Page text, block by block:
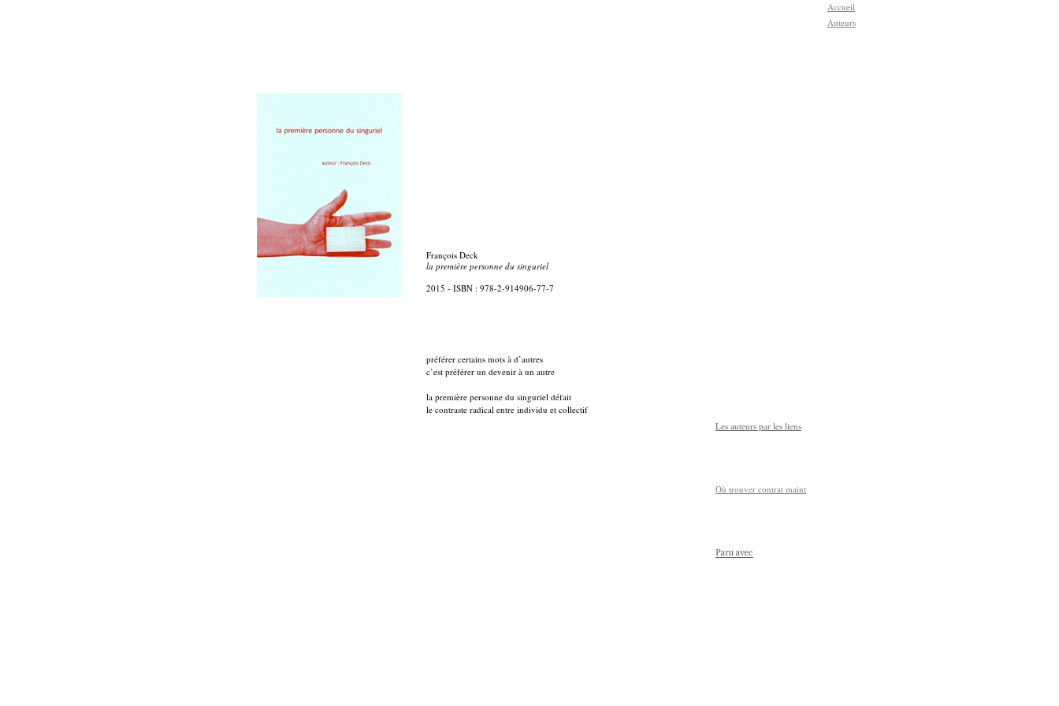
Accueil
Auteurs
préférer certains mots à d’autres
c’est préférer un devenir à un autre
la première personne du singuriel défait
le contraste radical entre individu et collectif
François Deck
la première personne du singuriel
2015 - ISBN : 978-2-914906-77-7
Les auteurs par les liens
Où trouver contrat maint